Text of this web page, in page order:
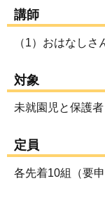
講師
（1）おはなし
対象
未就園児と保護者
定員
各先着10組（要申